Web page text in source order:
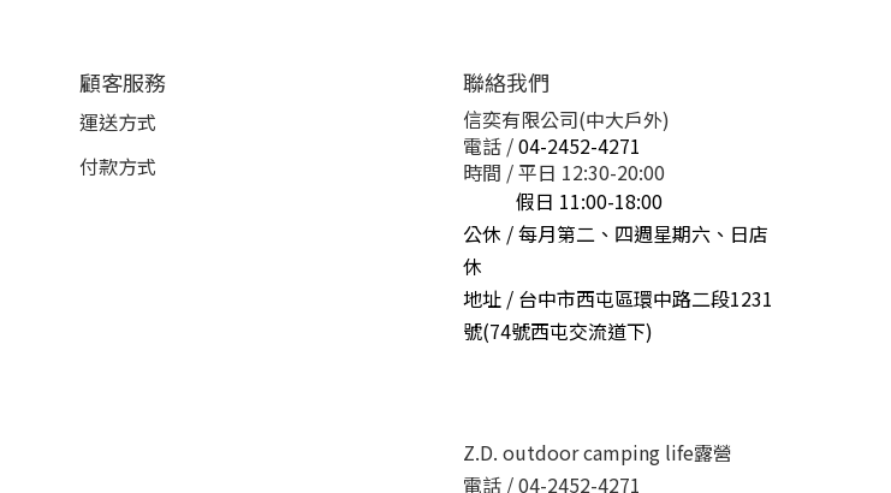
顧客服務
運送方式
付款方式
聯絡我們
信奕有限公司(中大戶外)
電話 /04-2452-4271
時間 / 平日 12:30-20:00
假日 11:00-18:00
公休 / 每月第二、四週星期六、日店
休
地址 / 台中市西屯區環中路二段1231
號(74號西屯交流道下)
Z.D. outdoor camping life露營
電話 / 04-2452-4271